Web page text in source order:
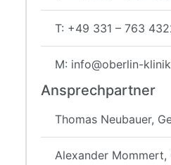
T: +49 331 – 763
M: info@oberlin-
Ansprechpartner
Thomas Neubauer,
Alexander Mommert,